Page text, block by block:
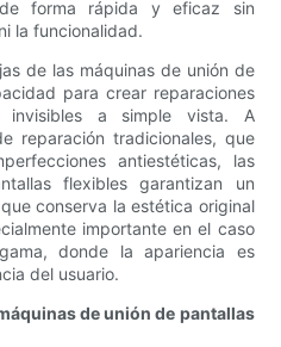
forma rápida y eficaz sin
la funcionalidad.
de las máquinas de unión de
para crear reparaciones
invisibles a simple vista. A
reparación tradicionales, que
antiestéticas, las
flexibles garantizan un
conserva la estética original
importante en el caso
donde la apariencia es
del usuario.
de unión de pantallas